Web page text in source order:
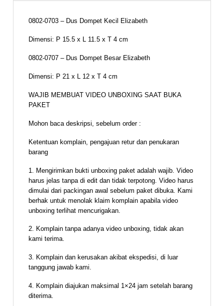
0802-0703 – Dus Dompet Kecil Elizabeth
Dimensi: P 15.5 x L 11.5 x T 4 cm
0802-0707 – Dus Dompet Besar Elizabeth
Dimensi: P 21 x L 12 x T 4 cm
WAJIB MEMBUAT VIDEO UNBOXING SAAT BUKA
PAKET
Mohon baca deskripsi, sebelum order :
Ketentuan komplain, pengajuan retur dan penukaran
barang
1. Mengirimkan bukti unboxing paket adalah wajib. Video
harus jelas tanpa di edit dan tidak terpotong. Video harus
dimulai dari packingan awal sebelum paket dibuka. Kami
berhak untuk menolak klaim komplain apabila video
unboxing terlihat mencurigakan.
2. Komplain tanpa adanya video unboxing, tidak akan
kami terima.
3. Komplain dan kerusakan akibat ekspedisi, di luar
tanggung jawab kami.
4. Komplain diajukan maksimal 1×24 jam setelah barang
diterima.